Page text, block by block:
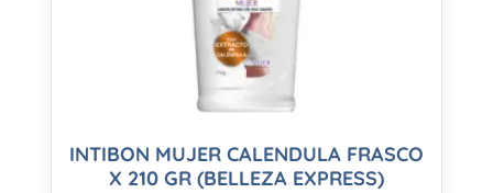
INTIBON MUJER CALENDULA FRASCO
X 210 GR (BELLEZA EXPRESS)